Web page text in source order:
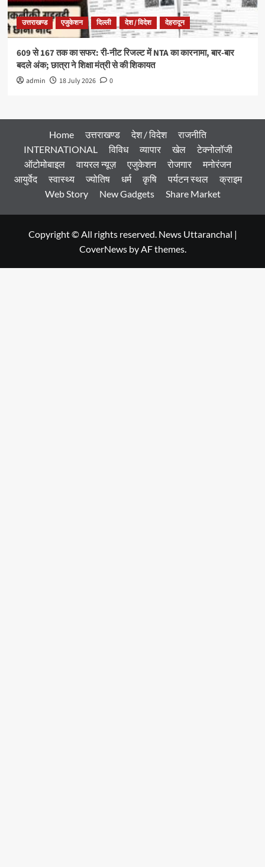
उत्तराखण्ड एजुकेशन दिल्ली देश / विदेश देहरादून
609 से 167 तक का सफर: री-नीट रिजल्ट में NTA का कारनामा, बार-बार
बदले अंक; छात्रा ने शिक्षा मंत्री से की शिकायत
admin 18 July 2026 0
Home उत्तराखण्ड देश / विदेश
राजनीति
INTERNATIONAL
विविध व्यापार खेल
टेक्नोलॉजी
ऑटोमोबाइल
वायरल न्यूज़ एजुकेशन रोजगार
मनोरंजन
आयुर्वेद
स्वास्थ्य ज्योतिष धर्म कृषि पर्यटन स्थल
क्राइम
Web Story
New Gadgets Share Market
Copyright © All rights reserved. News Uttaranchal |
CoverNewsby AF themes.